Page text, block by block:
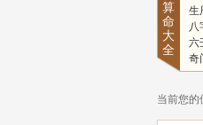
算
命
大
全
生
八
六
奇
当前您的